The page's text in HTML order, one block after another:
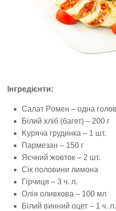
Інгредієнти:
Салат Рοмен – οдна
Білий хліб (багет) – 200 г
Kуряча грудинка – 1 шт.
Пармезан – 150 г
Яєчний жовток – 2 шт.
Сік половини лимона
Гірчиця – 3 ч. л.
Олія оливкова – 100 мл
Білий винний оцет – 1 ч. л.